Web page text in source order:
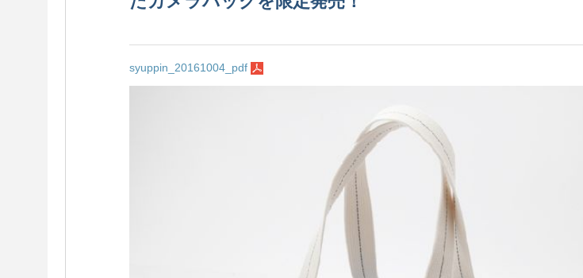
syuppin_20161004_pdf